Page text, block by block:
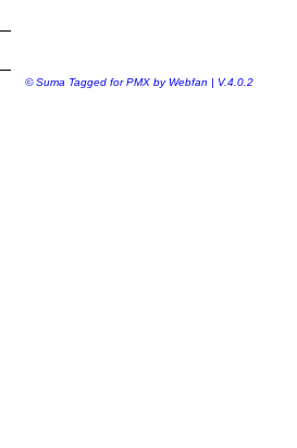
© Suma Tagged for PMX by Webfan | V.4.0.2